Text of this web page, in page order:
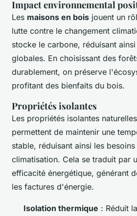
Impact environnemental
Les maisons en bois jouent un
lutte contre le changement
stocke le carbone, réduisant
globales. En choisissant des
durablement, on préserve
profitant des bienfaits du bois.
Propriétés isolantes
Les propriétés isolantes
permettent de maintenir une
stable, réduisant ainsi les
climatisation. Cela se traduit par
efficacité énergétique, générant
les factures d'énergie.
Isolation thermique : Réduit